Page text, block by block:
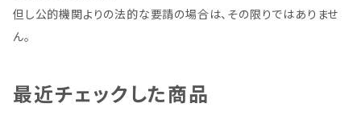
但し公的機関よりの法的な要請の場合は、その限りではありませ
ん。
最近チェックした商品